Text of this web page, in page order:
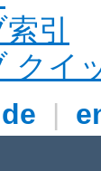
引
クイ
de |